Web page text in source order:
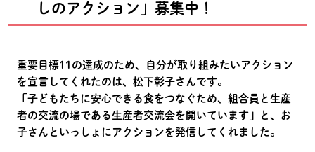
しのアクション」募集中！
重要目標11の達成のため、自分が取り組みたいアクション
を宣言してくれたのは、松下彰子さんです。
「子どもたちに安心できる食をつなぐため、組合員と生産
者の交流の場である生産者交流会を開いています」と、お
子さんといっしょにアクションを発信してくれました。